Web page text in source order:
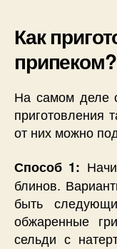
Как
припеком?
На самом деле
приготовления
от них можно
Способ 1:
блинов.
быть
обжаренные
сельди с